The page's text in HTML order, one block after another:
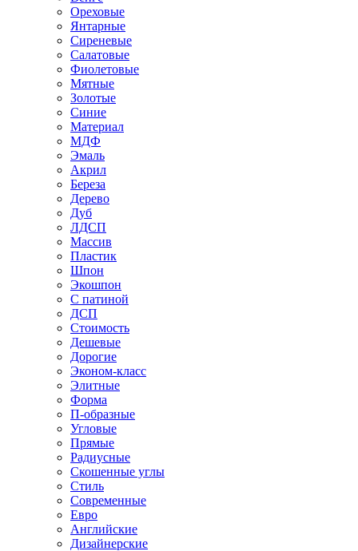
Ореховые
Янтарные
Сиреневые
Салатовые
Фиолетовые
Мятные
Золотые
Синие
Материал
МДФ
Эмаль
Акрил
Береза
Дерево
Дуб
ЛДСП
Массив
Пластик
Шпон
Экошпон
С патиной
ДСП
Стоимость
Дешевые
Дорогие
Эконом-класс
Элитные
Форма
П-образные
Угловые
Прямые
Радиусные
Скошенные углы
Стиль
Современные
Евро
Английские
Дизайнерские